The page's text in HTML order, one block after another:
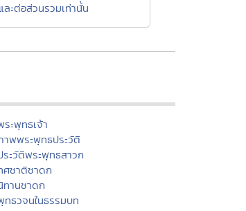
ะต่อส่วนรวมเท่านั้น
ระพุทธเจ้า
าพพระพุทธประวัติ
ระวัติพระพุทธสาวก
ศชาติชาดก
ทานชาดก
ทธวจนในธรรมบท